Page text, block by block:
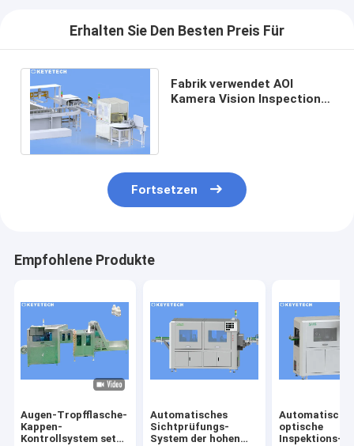
Erhalten Sie Den Besten Preis Für
Fabrik verwendet AOI
Kamera Vision Inspection
Fortsetzen
Empfohlene Produkte
Augen-Tropfflasche-
Kappen-
Kontrollsystem setzt
Automatisches
Sichtprüfungs-
System der hohen
Automatische
optische
Inspektions-